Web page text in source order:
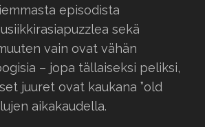
episodista
sekä
vain ovat vähän
– jopa tällaiseksi peliksi,
juuret ovat kaukana ”old
aikakaudella.